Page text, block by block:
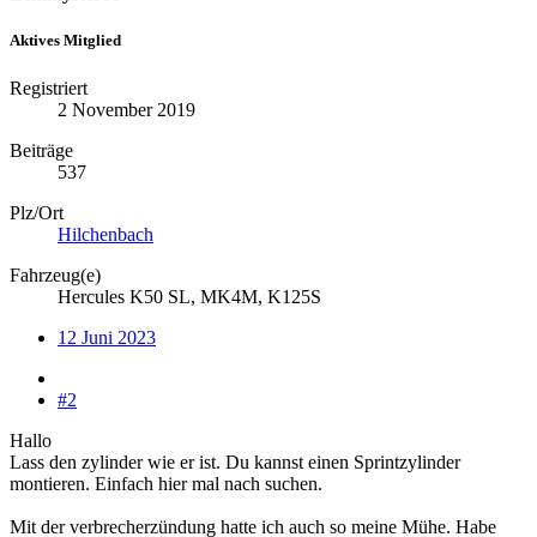
Aktives Mitglied
Registriert
2 November 2019
Beiträge
537
Plz/Ort
Hilchenbach
Fahrzeug(e)
Hercules K50 SL, MK4M, K125S
12 Juni 2023
#2
Hallo
Lass den zylinder wie er ist. Du kannst einen Sprintzylinder
montieren. Einfach hier mal nach suchen.
Mit der verbrecherzündung hatte ich auch so meine Mühe. Habe